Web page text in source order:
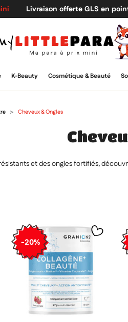
Livraison offerte GLS en
K-Beauty Cosmétique & Beauté
Cheveux & Ongles
et des ongles fortifiés,
-20%